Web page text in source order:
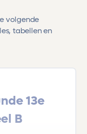
volgende
tabellen en
13e
B